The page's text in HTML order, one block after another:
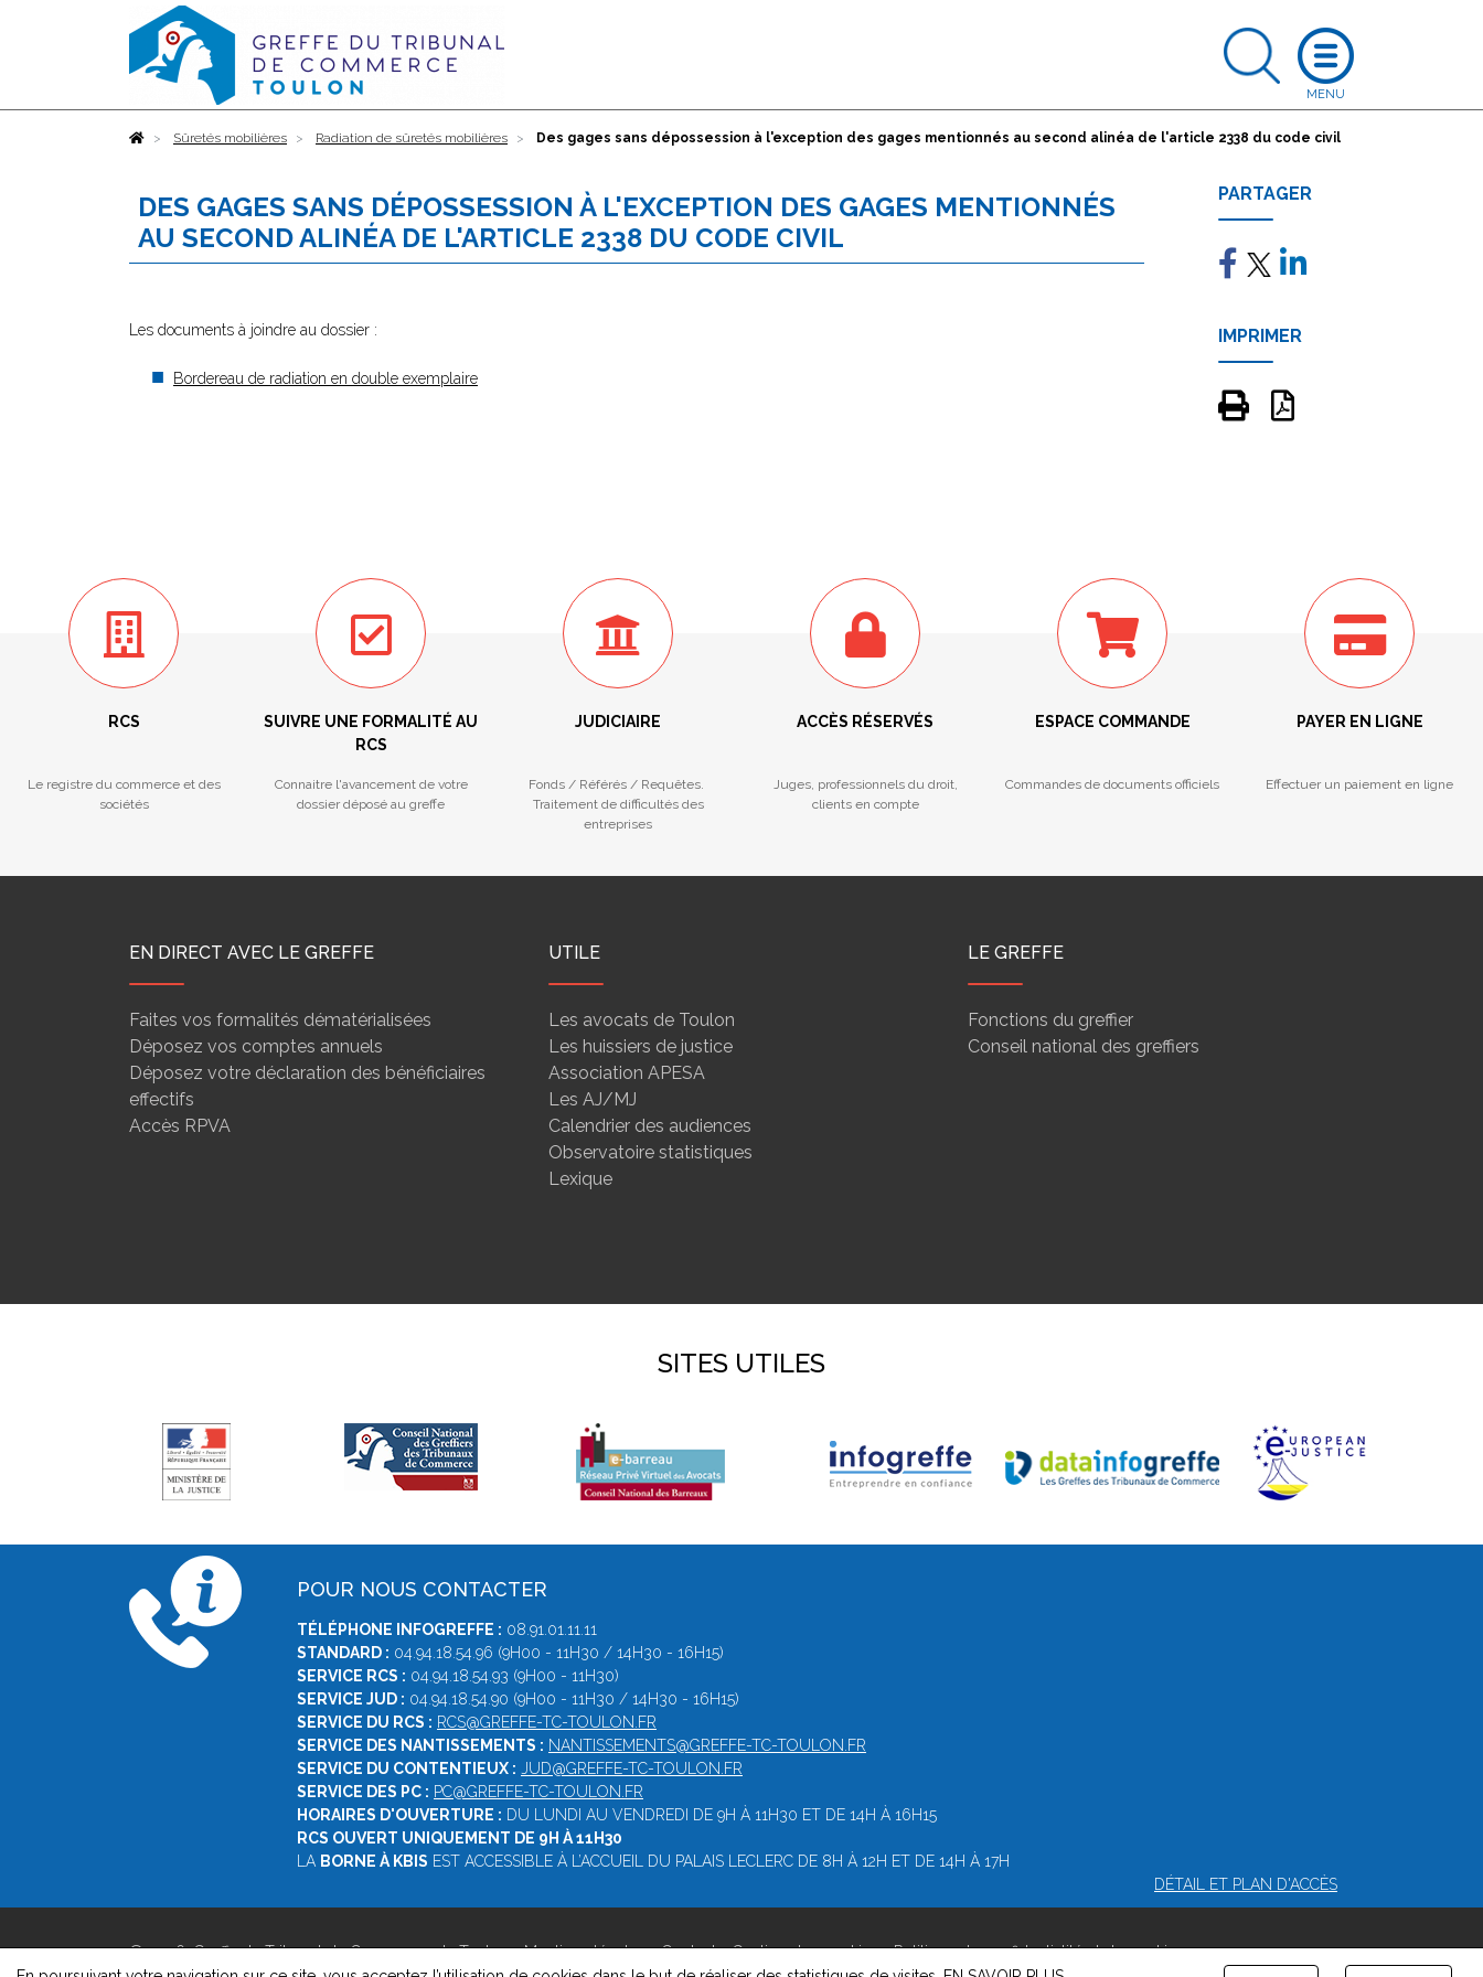
AccueilSûretés mobilières Radiation de sûretés mobilières Des gages sans dépossession à l'exception des gages mentionnés au second alinéa de l'article 2338 du code civil
DES GAGES SANS DÉPOSSESSION À L'EXCEPTION DES GAGES MENTIONNÉS
AU SECOND ALINÉA DE L'ARTICLE 2338 DU CODE CIVIL
Les documents à joindre au dossier :
Bordereau de radiation en double exemplaire
PARTAGER
IMPRIMER
RCS
Le registre du commerce et des
sociétés
SUIVRE UNE FORMALITÉ AU
RCS
Connaitre l'avancement de votre
dossier déposé au greffe
JUDICIAIRE
Fonds / Référés / Requêtes.
Traitement de difficultés des
entreprises
ACCÈS RÉSERVÉS
Juges, professionnels du droit,
clients en compte
ESPACE COMMANDE
Commandes de documents officiels
PAYER EN LIGNE
Effectuer un paiement en ligne
EN DIRECT AVEC LE GREFFE
Faites vos formalités dématérialisées
Déposez vos comptes annuels
Déposez votre déclaration des bénéficiaires
effectifs
Accès RPVA
UTILE
Les avocats de Toulon
Les huissiers de justice
Association APESA
Les AJ/MJ
Calendrier des audiences
Observatoire statistiques
Lexique
LE GREFFE
Fonctions du greffier
Conseil national des greffiers
SITES UTILES
POUR NOUS CONTACTER
TÉLÉPHONE INFOGREFFE : 08.91.01.11.11
STANDARD : 04.94.18.54.96 (9H00 - 11H30 / 14H30 - 16H15)
SERVICE RCS : 04.94.18.54.93 (9H00 - 11H30)
SERVICE JUD : 04.94.18.54.90 (9H00 - 11H30 / 14H30 - 16H15)
SERVICE DU RCS : RCS@GREFFE-TC-TOULON.FR
SERVICE DES NANTISSEMENTS : NANTISSEMENTS@GREFFE-TC-TOULON.FR
SERVICE DU CONTENTIEUX : JUD@GREFFE-TC-TOULON.FR
SERVICE DES PC : PC@GREFFE-TC-TOULON.FR
HORAIRES D'OUVERTURE : DU LUNDI AU VENDREDI DE 9H À 11H30 ET DE 14H À 16H15
RCS OUVERT UNIQUEMENT DE 9H À 11H30
LA BORNE À KBIS EST ACCESSIBLE À L’ACCUEIL DU PALAIS LECLERC DE 8H À 12H ET DE 14H À 17H
DÉTAIL ET PLAN D'ACCÈS
© 2026, Greffe du Tribunal de Commerce de Toulon -Mentions légales-Contact-Gestion des cookies-Politique de confidentialité et de cookies